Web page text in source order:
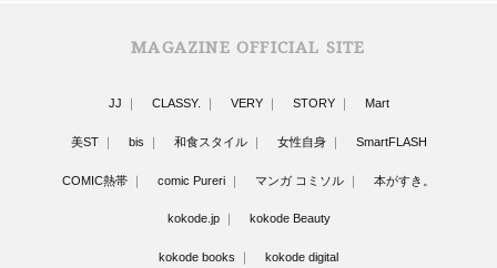
MAGAZINE OFFICIAL SITE
JJ CLASSY. VERY STORY Mart
美ST bis 和食スタイル 女性自身 SmartFLASH
COMIC熱帯 comic Pureri マンガ コミソル 本がすき。
kokode.jp kokode Beauty
kokode books kokode digital